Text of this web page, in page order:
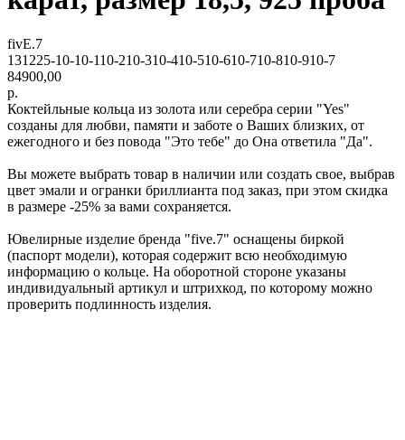
fivE.7
131225-10-10-110-210-310-410-510-610-710-810-910-7
84900,00
р.
Коктейльные кольца из золота или серебра серии "Yes"
созданы для любви, памяти и заботе о Ваших близких, от
ежегодного и без повода "Это тебе" до Она ответила "Да".
Вы можете выбрать товар в наличии или создать свое, выбрав
цвет эмали и огранки бриллианта под заказ, при этом скидка
в размере -25% за вами сохраняется.
Ювелирные изделие бренда "five.7" оснащены биркой
(паспорт модели), которая содержит всю необходимую
информацию о кольце. На оборотной стороне указаны
индивидуальный артикул и штрихкод, по которому можно
проверить подлинность изделия.